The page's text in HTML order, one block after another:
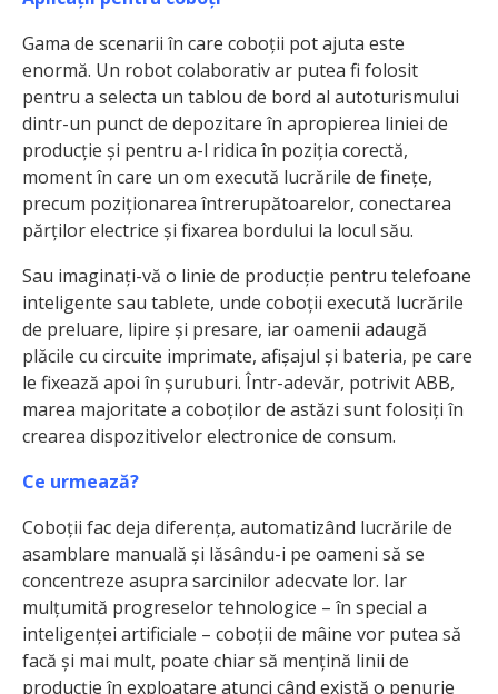
Gama de scenarii în care coboții pot ajuta este
enormă. Un robot colaborativ ar putea fi folosit
pentru a selecta un tablou de bord al autoturismului
dintr-un punct de depozitare în apropierea liniei de
producție și pentru a-l ridica în poziția corectă,
moment în care un om execută lucrările de finețe,
precum poziționarea întrerupătoarelor, conectarea
părților electrice și fixarea bordului la locul său.
Sau imaginați-vă o linie de producție pentru telefoane
inteligente sau tablete, unde coboții execută lucrările
de preluare, lipire și presare, iar oamenii adaugă
plăcile cu circuite imprimate, afișajul și bateria, pe care
le fixează apoi în șuruburi. Într-adevăr, potrivit ABB,
marea majoritate a coboților de astăzi sunt folosiți în
crearea dispozitivelor electronice de consum.
Ce urmează?
Coboții fac deja diferența, automatizând lucrările de
asamblare manuală și lăsându-i pe oameni să se
concentreze asupra sarcinilor adecvate lor. Iar
mulțumită progreselor tehnologice – în special a
inteligenței artificiale – coboții de mâine vor putea să
facă și mai mult, poate chiar să mențină linii de
producție în exploatare atunci când există o penurie